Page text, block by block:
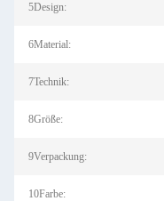
5Design:
6Material:
7Technik:
8Größe:
9Verpackung:
10Farbe: